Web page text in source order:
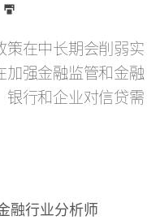
策在中长期会削弱实
加强金融监管和金融
银行和企业对信贷需
融行业分析师